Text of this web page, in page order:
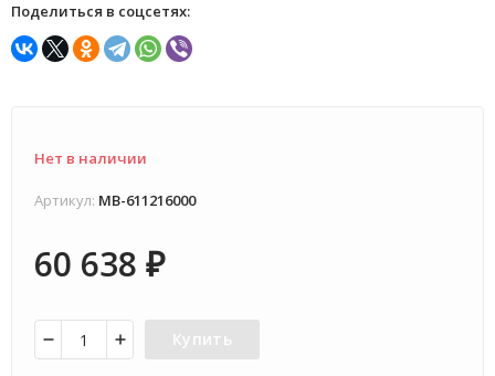
Поделиться в соцсетях:
Нет в наличии
Артикул: MB-611216000
60 638 ₽
Купить